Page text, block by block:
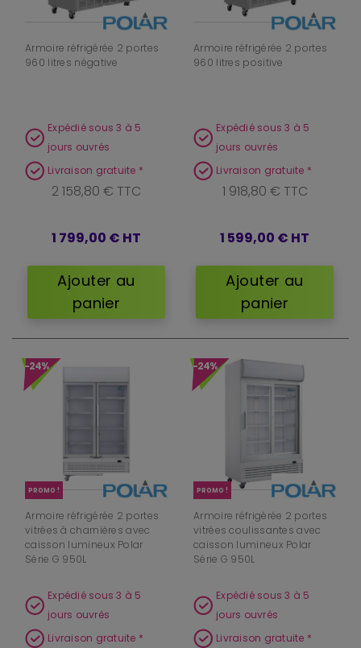
Armoire réfrigérée 2 portes
960 litres négative
Expédié sous 3 à 5
jours ouvrés
Livraison gratuite *
2 158,80 € TTC
1 799,00 € HT
Ajouter au
panier
Armoire réfrigérée 2 portes
960 litres positive
Expédié sous 3 à 5
jours ouvrés
Livraison gratuite *
1 918,80 € TTC
1 599,00 € HT
Ajouter au
panier
-24%
PROMO !
Armoire réfrigérée 2 portes
vitrées à charnières avec
caisson lumineux Polar
Série G 950L
Expédié sous 3 à 5
jours ouvrés
Livraison gratuite *
-24%
PROMO !
Armoire réfrigérée 2 portes
vitrées coulissantes avec
caisson lumineux Polar
Série G 950L
Expédié sous 3 à 5
jours ouvrés
Livraison gratuite *